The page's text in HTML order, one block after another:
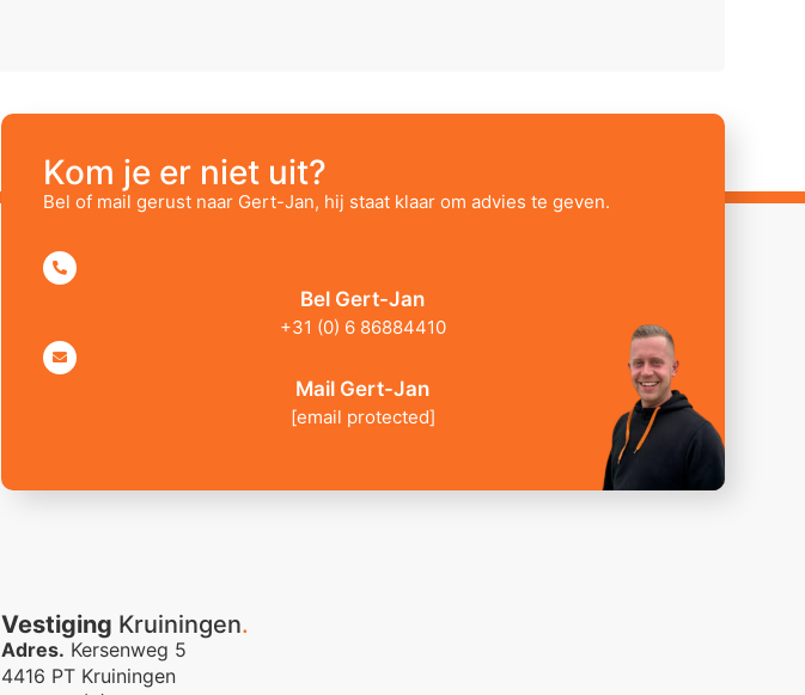
Vestiging Kruiningen.
Adres. Kersenweg 5
4416 PT Kruiningen
Kom je er niet uit?
Bel of mail gerust naar Gert-Jan, hij staat klaar om advies te geven.
Bel Gert-Jan
+31 (0) 6 86884410
Mail Gert-Jan
[email protected]